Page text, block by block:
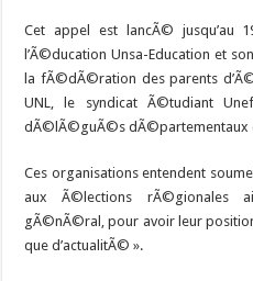
Cet appel est lancÃ©
l’Ã©ducation Unsa-Education et
la fÃ©dÃ©ration des parents
UNL, le syndicat Ã©tudiant
dÃ©lÃ©guÃ©s dÃ©partementaux
Ces organisations entendent
aux Ã©lections rÃ©gionales
gÃ©nÃ©ral, pour avoir leur
que d’actualitÃ© ».